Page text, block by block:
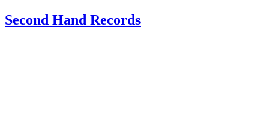
Second Hand Records